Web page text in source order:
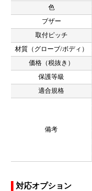
色
ブザー
取付ピッチ
材質（グローブ/ボディ）
価格（税抜き）
保護等級
適合規格
備考
対応オプション